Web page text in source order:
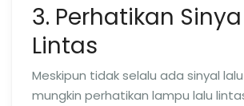
3. Perhatikan
Lintas
Meskipun tidak selalu ada sinyal
mungkin perhatikan lampu lalu